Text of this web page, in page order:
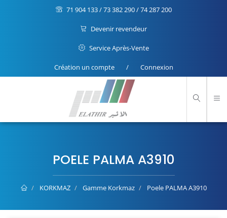
71 904 133 / 73 382 290 / 74 287 200
Devenir revendeur
Service Après-Vente
Création un compte / Connexion
POELE PALMA A3910
KORKMAZ Gamme Korkmaz Poele PALMA A3910